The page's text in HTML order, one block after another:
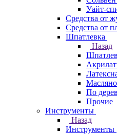
Уайт-
Средства от
Средства от
Шпатлевка
Назад
По
Прочие
Инструменты
Назад
Инструменты